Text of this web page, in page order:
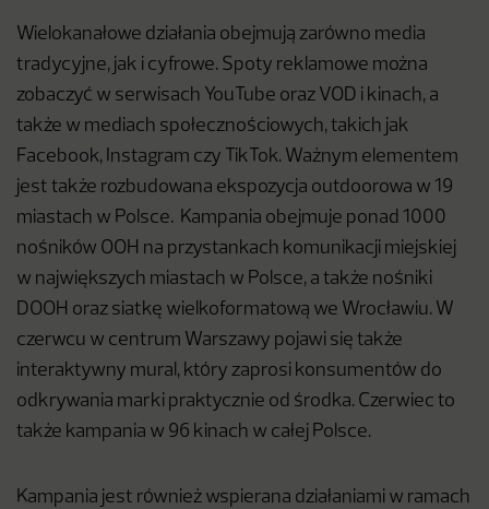
Wielokanałowe działania obejmują zarówno media
tradycyjne, jak i cyfrowe. Spoty reklamowe można
zobaczyć w serwisach YouTube oraz VOD i kinach, a
także w mediach społecznościowych, takich jak
Facebook, Instagram czy TikTok. Ważnym elementem
jest także rozbudowana ekspozycja outdoorowa w 19
miastach w Polsce. Kampania obejmuje ponad 1000
nośników OOH na przystankach komunikacji miejskiej
w największych miastach w Polsce, a także nośniki
DOOH oraz siatkę wielkoformatową we Wrocławiu. W
czerwcu w centrum Warszawy pojawi się także
interaktywny mural, który zaprosi konsumentów do
odkrywania marki praktycznie od środka. Czerwiec to
także kampania w 96 kinach w całej Polsce.
Kampania jest również wspierana działaniami w ramach